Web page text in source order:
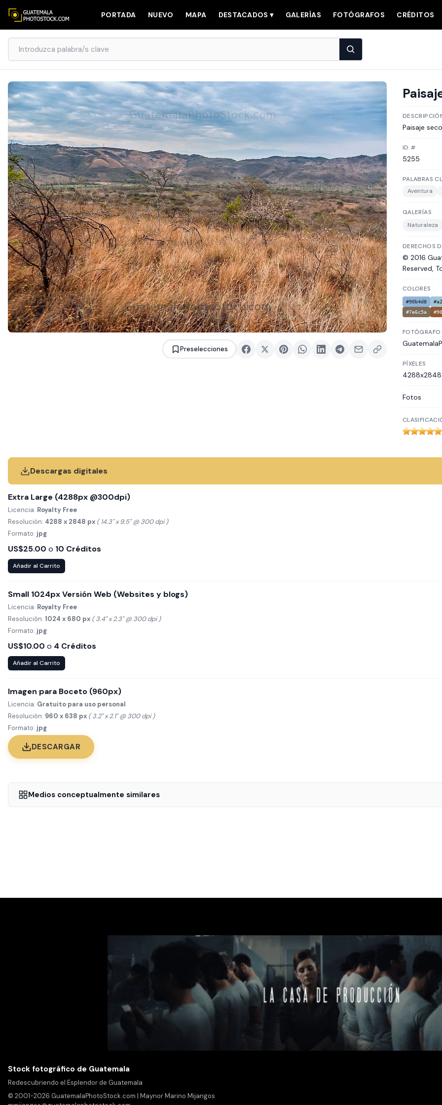
PORTADA NUEVO MAPA DESTACADOS ▾ GALERÍAS FOTÓGRAFOS CRÉDITOS
Preselecciones
Paisaje
ID #
5255
PALABRAS
Aventura
GALERÍAS
Naturaleza
DERECHOS
© 2016
Reserved,
COLORES
#90b4d8
#7e6c5a
FOTÓGRAFO
PÍXELES
4288x2848
Fotos
Descargas digitales
Extra Large (4288px @300dpi)
Licencia: Royalty Free
Resolución: 4288 x 2848 px ( 14.3" x 9.5" @ 300 dpi )
Formato: jpg
US$25.00 o 10 Créditos
Añadir al Carrito
Small 1024px Versión Web (Websites y blogs)
Licencia: Royalty Free
Resolución: 1024 x 680 px ( 3.4" x 2.3" @ 300 dpi )
Formato: jpg
US$10.00 o 4 Créditos
Añadir al Carrito
Imagen para Boceto (960px)
Licencia: Gratuito para uso personal
Resolución: 960 x 638 px ( 3.2" x 2.1" @ 300 dpi )
Formato: jpg
DESCARGAR
Medios conceptualmente similares
Stock fotográfico de Guatemala
Redescubriendo el Esplendor de Guatemala
© 2001-2026 GuatemalaPhotoStock.com | Maynor Marino Mijangos